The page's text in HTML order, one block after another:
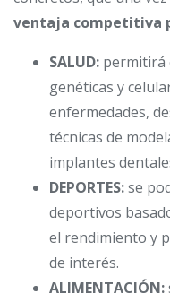
ventaja competitiva
SALUD: permitirá
genéticas y
enfermedades,
técnicas de
implantes
DEPORTES:se
deportivos
el rendimiento y
de interés.
ALIMENTACIÓN: